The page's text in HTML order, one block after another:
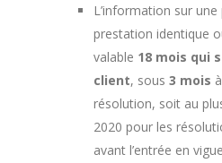
L’information sur
prestation identique
valable 18 mois qui
client, sous 3 mois
résolution, soit au
2020 pour les
avant l’entrée en